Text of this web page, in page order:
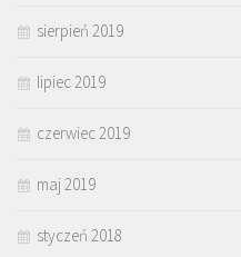
sierpień 2019
lipiec 2019
czerwiec 2019
maj 2019
styczeń 2018